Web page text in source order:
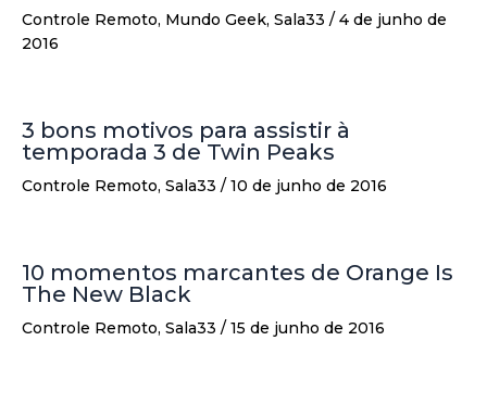
Controle Remoto, Mundo Geek, Sala33 / 4 de junho de
2016
3 bons motivos para assistir à
temporada 3 de Twin Peaks
Controle Remoto, Sala33 / 10 de junho de 2016
10 momentos marcantes de Orange Is
The New Black
Controle Remoto, Sala33 / 15 de junho de 2016